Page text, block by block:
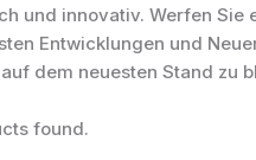
und innovativ. Werfen Sie
Entwicklungen und
dem neuesten Stand zu
found.